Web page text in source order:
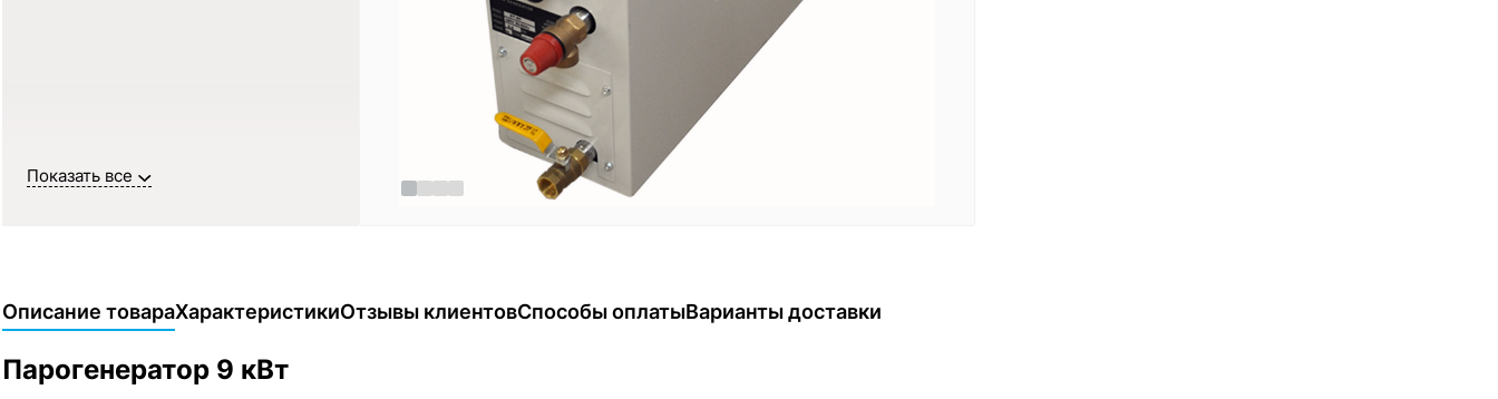
Показать все
Описание товараХарактеристикиОтзывы клиентовСпособы оплатыВарианты доставки
Парогенератор 9 кВт